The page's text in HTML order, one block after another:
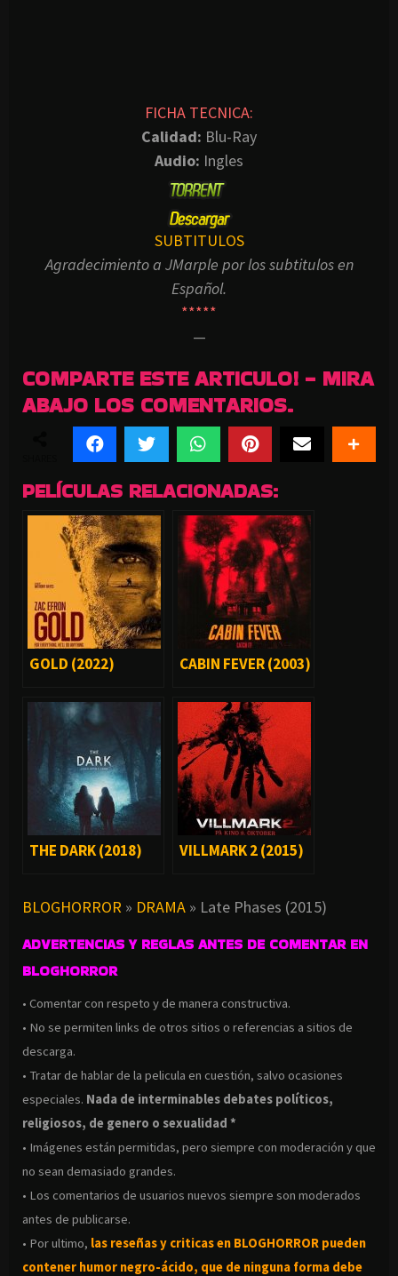
FICHA TECNICA:
Calidad: Blu-Ray
Audio: Ingles
SUBTITULOS
Agradecimiento a JMarple por los subtitulos en
Español.
*****
—
COMPARTE ESTE ARTICULO! - MIRA
ABAJO LOS COMENTARIOS.
PELÍCULAS RELACIONADAS:
GOLD (2022) CABIN FEVER (2003)
THE DARK (2018) VILLMARK 2 (2015)
BLOGHORROR » DRAMA » Late Phases (2015)
ADVERTENCIAS Y REGLAS ANTES DE COMENTAR EN
BLOGHORROR
• Comentar con respeto y de manera constructiva.
• No se permiten links de otros sitios o referencias a sitios de
descarga.
• Tratar de hablar de la pelicula en cuestión, salvo ocasiones
especiales. Nada de interminables debates políticos,
religiosos, de genero o sexualidad *
• Imágenes están permitidas, pero siempre con moderación y que
no sean demasiado grandes.
• Los comentarios de usuarios nuevos siempre son moderados
antes de publicarse.
• Por ultimo, las reseñas y criticas en BLOGHORROR pueden
contener humor negro-ácido, que de ninguna forma debe